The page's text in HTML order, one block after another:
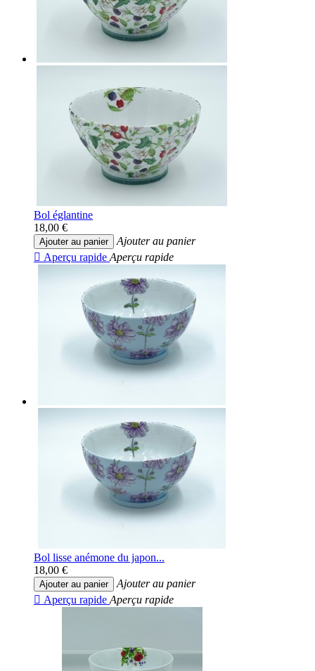
Bol églantine
18,00 €
Ajouter au panier
Ajouter au panier
 Aperçu rapide Aperçu rapide
Bol lisse anémone du japon...
18,00 €
Ajouter au panier
Ajouter au panier
 Aperçu rapide Aperçu rapide